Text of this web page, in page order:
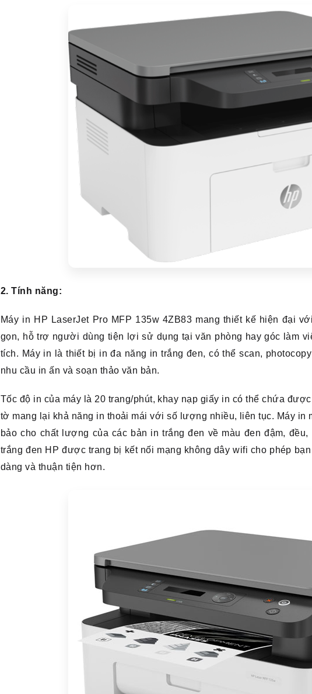
2. Tính năng:
Máy in HP LaserJet Pro MFP 135w 4ZB83 mang thiết kế hiện đại
gọn, hỗ trợ người dùng tiện lợi sử dụng tại văn phòng hay góc làm
tích. Máy in là thiết bị in đa năng in trắng đen, có thể scan,
nhu cầu in ấn và soạn thảo văn bản.
Tốc độ in của máy là 20 trang/phút, khay nạp giấy in có thể chứa
tờ mang lại khả năng in thoải mái với số lượng nhiều, liên tục. Máy in
bảo cho chất lượng của các bản in trắng đen về màu đen đậm,
trắng đen HP được trang bị kết nối mạng không dây wifi cho phép
dàng và thuận tiện hơn.